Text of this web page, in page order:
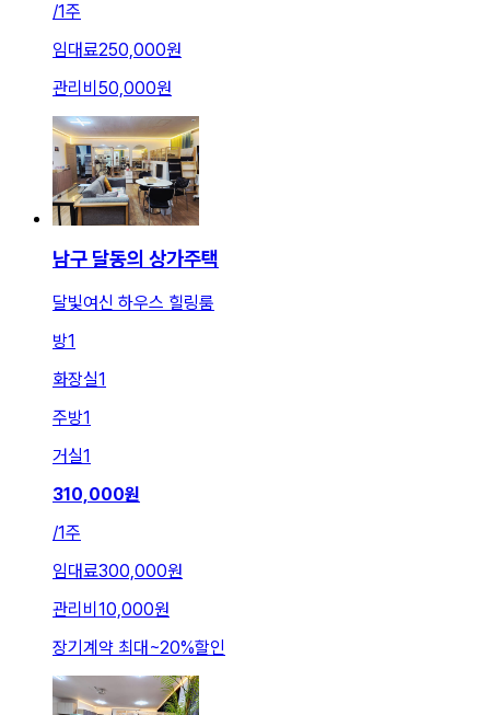
/1주
임대료250,000원
관리비 50,000원
남구 달동의 상가주택
달빛여신 하우스 힐링룸
방1
화장실1
주방1
거실1
310,000원
/1주
임대료300,000원
관리비 10,000원
장기계약 최대~20%할인